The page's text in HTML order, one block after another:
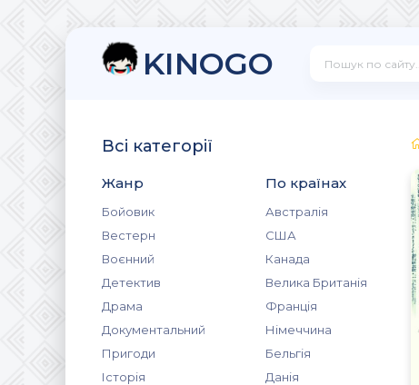
KINOGO
Всі категорії
Жанр
Бойовик
Вестерн
Воєнний
Детектив
Драма
Документальний
Пригоди
Історія
По країнах
Австралія
США
Канада
Велика Британія
Франція
Німеччина
Бельгія
Данія